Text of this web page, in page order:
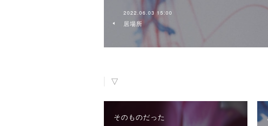
2022.06.03 15:00
居場所
▽
そのものだった